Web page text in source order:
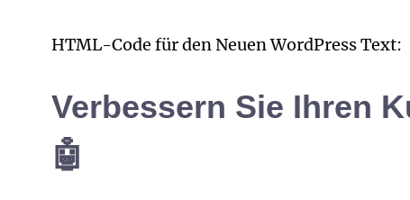
HTML-Code für den Neuen WordPress Text:
Verbessern Sie Ihren
🤖